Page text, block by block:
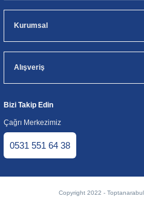
Kurumsal
Alışveriş
Bizi Takip Edin
Çağrı Merkezimiz
0531 551 64 38
Copyright 2022 -